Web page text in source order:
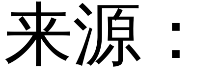
来源：